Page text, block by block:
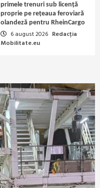
primele trenuri sub licență
proprie pe rețeaua feroviară
olandeză pentru RheinCargo
6 august 2026 Redacția
Mobilitate.eu